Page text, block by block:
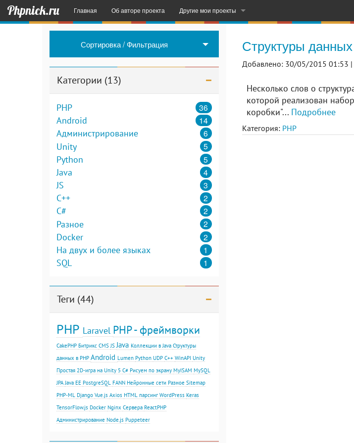
Phpnick.ru Главная Об авторе проекта Другие мои проекты
English Space
– СМС-рассылка с вашего компьютера
Сортировка / Фильтрация
Категории (13)
PHP 36
Android 14
Администрирование 6
Unity 5
Python 5
Java 4
JS 3
C++ 2
C# 2
Разное 2
Docker 2
На двух и более языках 1
SQL 1
Теги (44)
PHP Laravel PHP - фреймворки
CakePHP Битрикс CMS JS Java Коллекции в Java Структуры
данных в PHP Android Lumen Python UDP С++ WinAPI Unity
Простая 2D-игра на Unity 5 C# Рисуем по экрану MyISAM MySQL
JPA Java EE PostgreSQL FANN Нейронные сети Разное Sitemap
PHP-ML Django Vue.js Axios HTML парсинг WordPress Keras
TensorFlow.js Docker Nginx Сервера ReactPHP
Администрирование Node.js Puppeteer
Структуры
Добавлено: 30/05/2015 01:53 |
Несколько слов о
которой реализован
коробки"... Подробнее
Категория: PHP